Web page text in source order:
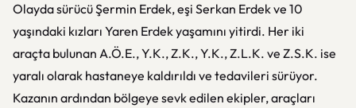
Olayda sürücü Şermin Erdek, eşi Serkan Erdek ve 10
yaşındaki kızları Yaren Erdek yaşamını yitirdi. Her iki
araçta bulunan A.Ö.E., Y.K., Z.K., Y.K., Z.L.K. ve Z.S.K. ise
yaralı olarak hastaneye kaldırıldı ve tedavileri sürüyor.
Kazanın ardından bölgeye sevk edilen ekipler, araçları